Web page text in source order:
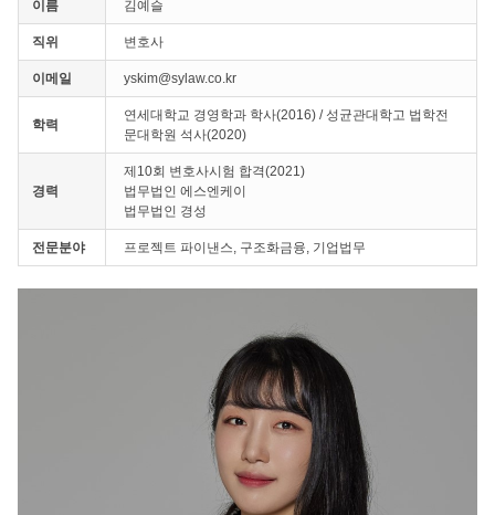
이름 김예슬
직위 변호사
이메일 yskim@sylaw.co.kr
학력
연세대학교 경영학과 학사(2016) / 성균관대학고 법학전
문대학원 석사(2020)
경력
제10회 변호사시험 합격(2021)
법무법인 에스엔케이
법무법인 경성
전문분야 프로젝트 파이낸스, 구조화금융, 기업법무